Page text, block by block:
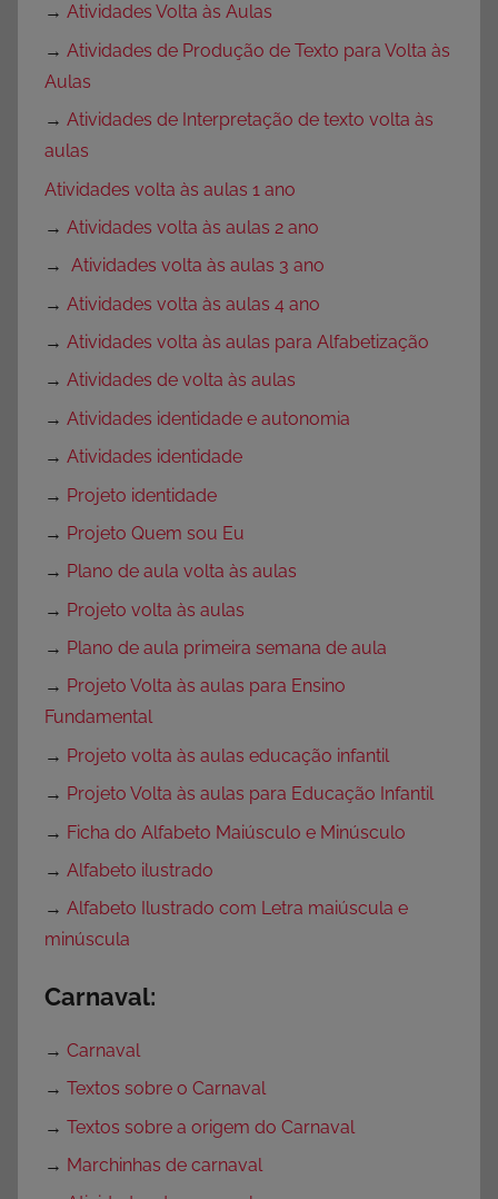
→ Atividades Volta às Aulas
→ Atividades de Produção de Texto para Volta às
Aulas
→ Atividades de Interpretação de texto volta às
aulas
Atividades volta às aulas 1 ano
→ Atividades volta às aulas 2 ano
→ Atividades volta às aulas 3 ano
→ Atividades volta às aulas 4 ano
→ Atividades volta às aulas para Alfabetização
→ Atividades de volta às aulas
→ Atividades identidade e autonomia
→ Atividades identidade
→ Projeto identidade
→ Projeto Quem sou Eu
→ Plano de aula volta às aulas
→ Projeto volta às aulas
→ Plano de aula primeira semana de aula
→ Projeto Volta às aulas para Ensino
Fundamental
→ Projeto volta às aulas educação infantil
→ Projeto Volta às aulas para Educação Infantil
→ Ficha do Alfabeto Maiúsculo e Minúsculo
→ Alfabeto ilustrado
→ Alfabeto Ilustrado com Letra maiúscula e
minúscula
Carnaval:
→ Carnaval
→ Textos sobre o Carnaval
→ Textos sobre a origem do Carnaval
→ Marchinhas de carnaval